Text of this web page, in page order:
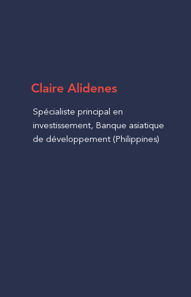
Claire Alidenes
Spécialiste principal en
investissement, Banque asiatique
de développement (Philippines)